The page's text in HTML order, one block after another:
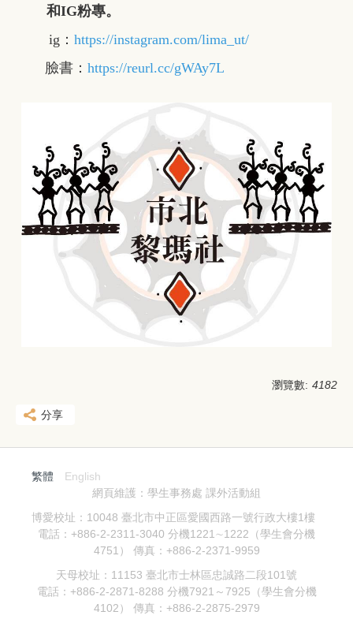
和IG粉專。
ig： https://instagram.com/lima_ut/
臉書： https://reurl.cc/gWAy7L
瀏覽數: 4182
分享
繁體
English
網頁維護：學生事務處 課外活動組
博愛校址：10048 臺北市中正區愛國西路一號行政大樓1樓
電話：+886-2-2311-3040 分機1221∼1222（學生會分機
4751） 傳真：+886-2-2371-9959
天母校址：11153 臺北市士林區忠誠路二段101號
電話：+886-2-2871-8288 分機7921～7925（學生會分機
4102） 傳真：+886-2-2875-2979